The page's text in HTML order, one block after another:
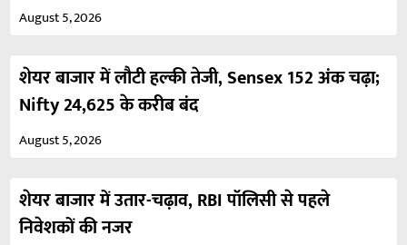
August 5, 2026
शेयर बाजार में लौटी हल्की तेजी, Sensex 152 अंक चढ़ा;
Nifty 24,625 के करीब बंद
August 5, 2026
शेयर बाजार में उतार-चढ़ाव, RBI पॉलिसी से पहले
निवेशकों की नजर